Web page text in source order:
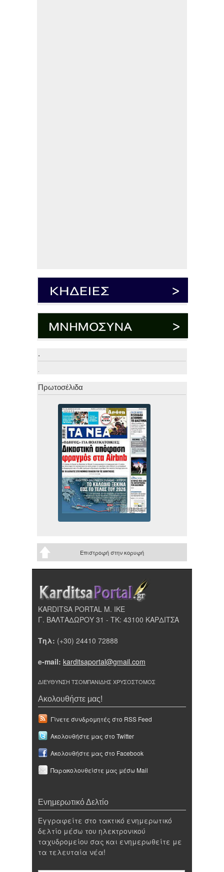
.
.
Πρωτοσέλιδα
Επιστροφή στην κορυφή
KARDITSA PORTAL Μ. ΙΚΕ
Γ. ΒΑΛΤΑΔΩΡΟΥ 31 - ΤΚ: 43100 ΚΑΡΔΙΤΣΑ
Τηλ: (+30) 24410 72888
e-mail: karditsaportal@gmail.com
ΔΙΕΥΘΥΝΣΗ ΤΣΟΜΠΑΝΙΔΗΣ ΧΡΥΣΟΣΤΟΜΟΣ
Ακολουθήστε μας!
Γίνετε συνδρομητές στο RSS Feed
Ακολουθήστε μας στο Twitter
Ακολουθήστε μας στο Facebook
Παρακολουθείστε μας μέσω Mail
Ενημερωτικό Δελτίο
Εγγραφείτε στο τακτικό ενημερωτικό
δελτίο μέσω του ηλεκτρονικού
ταχυδρομείου σας και ενημερωθείτε με
τα τελευταία νέα!